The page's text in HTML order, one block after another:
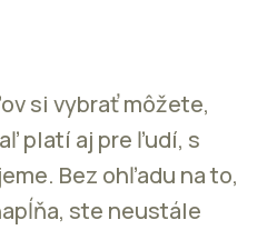
si vybrať môžete,
platí aj pre ľudí, s
Bez ohľadu na to,
ste neustále